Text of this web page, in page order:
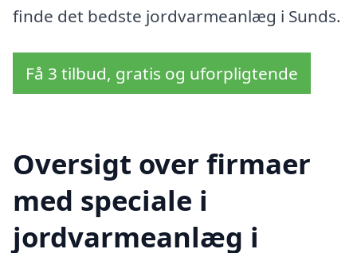
finde det bedste jordvarmeanlæg i Sunds.
Få 3 tilbud, gratis og uforpligtende
Oversigt over firmaer
med speciale i
jordvarmeanlæg i